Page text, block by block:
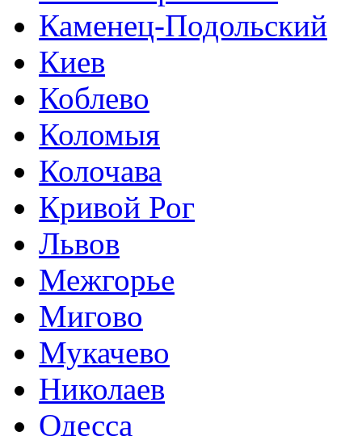
Каменец-Подольский
Киев
Коблево
Коломыя
Колочава
Кривой Рог
Львов
Межгорье
Мигово
Мукачево
Николаев
Одесса